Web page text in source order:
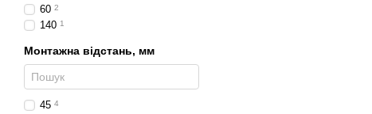
60 2
140 1
Монтажна відстань, мм
45 4